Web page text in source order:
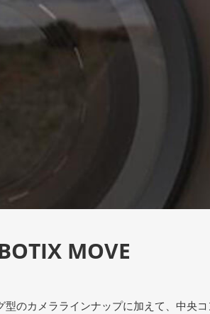
MOVE
のカメララインナップに加えて、中央